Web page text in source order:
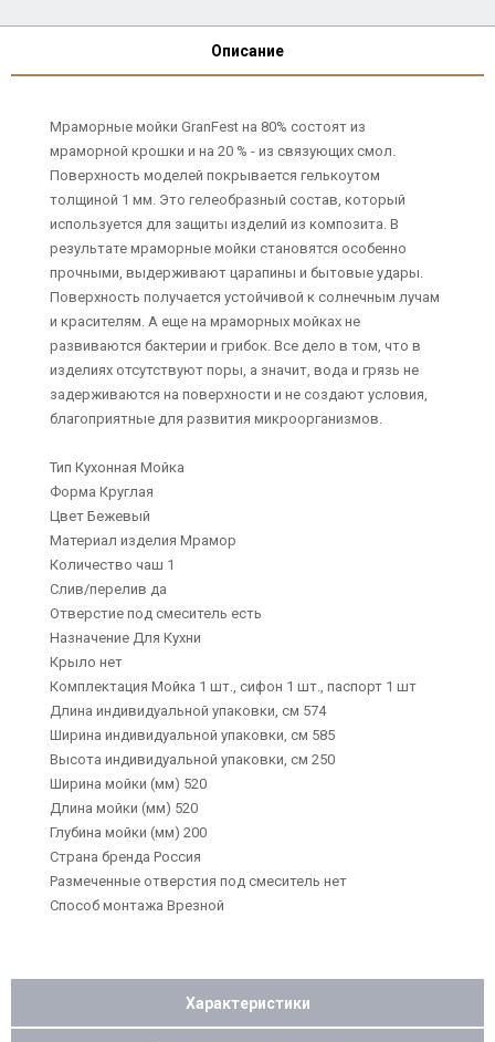
Описание
Мраморные мойки GranFest на 80% состоят из
мраморной крошки и на 20 % - из связующих смол.
Поверхность моделей покрывается гелькоутом
толщиной 1 мм. Это гелеобразный состав, который
используется для защиты изделий из композита. В
результате мраморные мойки становятся особенно
прочными, выдерживают царапины и бытовые удары.
Поверхность получается устойчивой к солнечным лучам
и красителям. А еще на мраморных мойках не
развиваются бактерии и грибок. Все дело в том, что в
изделиях отсутствуют поры, а значит, вода и грязь не
задерживаются на поверхности и не создают условия,
благоприятные для развития микроорганизмов.
Тип Кухонная Мойка
Форма Круглая
Цвет Бежевый
Материал изделия Мрамор
Количество чаш 1
Слив/перелив да
Отверстие под смеситель есть
Назначение Для Кухни
Крыло нет
Комплектация Мойка 1 шт., сифон 1 шт., паспорт 1 шт
Длина индивидуальной упаковки, см 574
Ширина индивидуальной упаковки, см 585
Высота индивидуальной упаковки, см 250
Ширина мойки (мм) 520
Длина мойки (мм) 520
Глубина мойки (мм) 200
Страна бренда Россия
Размеченные отверстия под смеситель нет
Способ монтажа Врезной
Характеристики